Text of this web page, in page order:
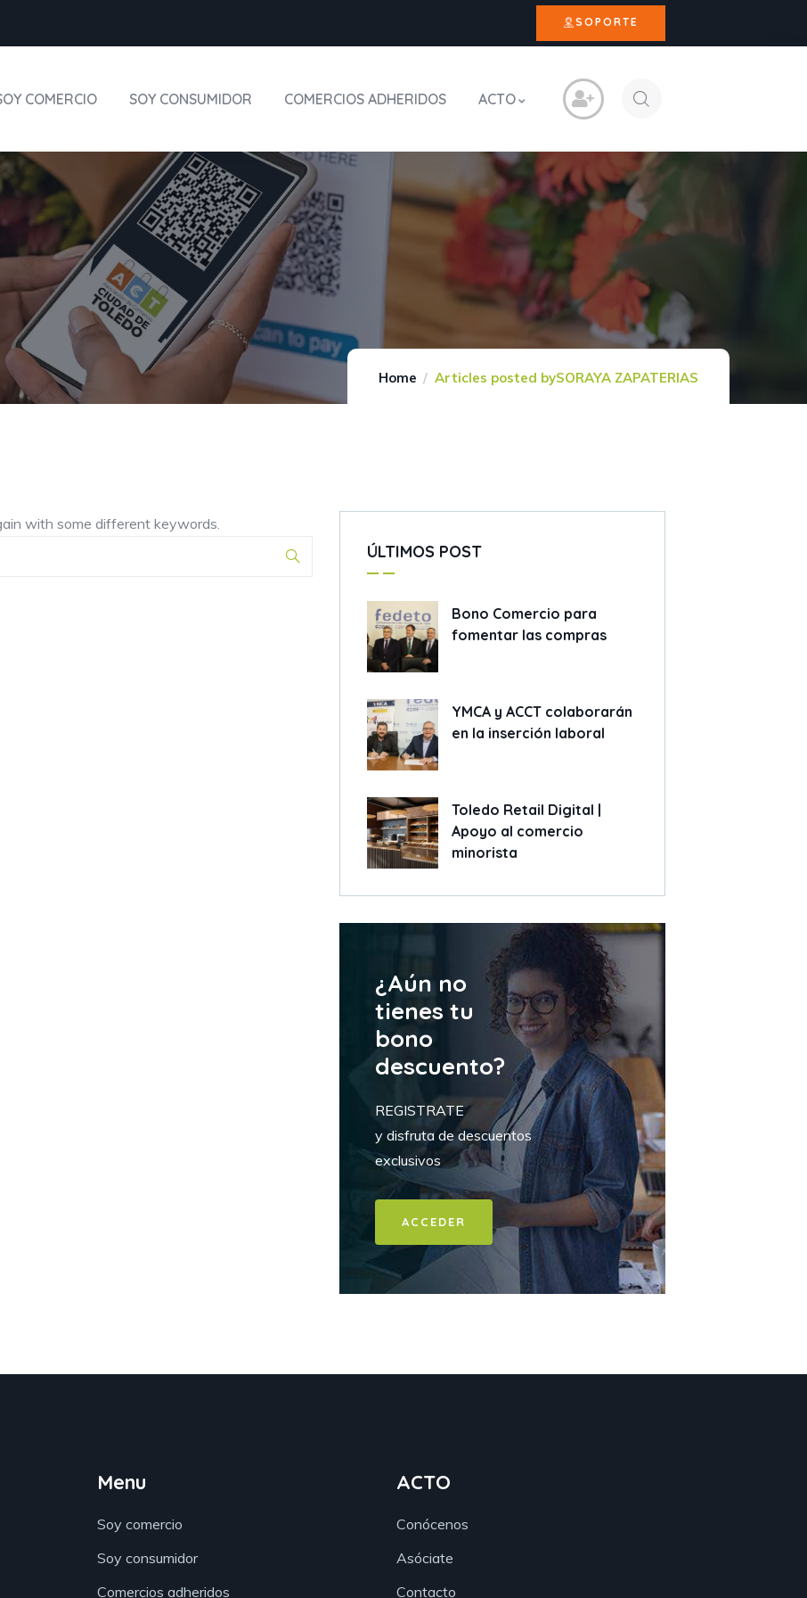
SOPORTE
COMERCIO SOY CONSUMIDOR COMERCIOS ADHERIDOS ACTO
Home Articles posted bySORAYA ZAPATERIAS
with some different keywords.
ÚLTIMOS POST
Bono Comercio para
fomentar las compras
YMCA y ACCT colaborarán
en la inserción laboral
Toledo Retail Digital |
Apoyo al comercio
minorista
¿Aún no
tienes tu
bono
descuento?
REGISTRATE
y disfruta de descuentos
exclusivos
ACCEDER
Menu
Soy comercio
Soy consumidor
Comercios adheridos
ACTO
Conócenos
Asóciate
Contacto